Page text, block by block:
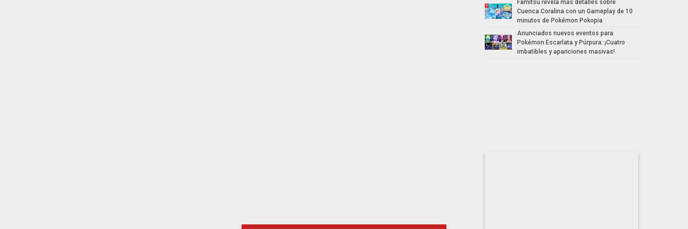
Famitsu revela más detalles sobre
Cuenca Coralina con un Gameplay de 10
minutos de Pokémon Pokopia
Anunciados nuevos eventos para
Pokémon Escarlata y Púrpura: ¡Cuatro
imbatibles y apariciones masivas!